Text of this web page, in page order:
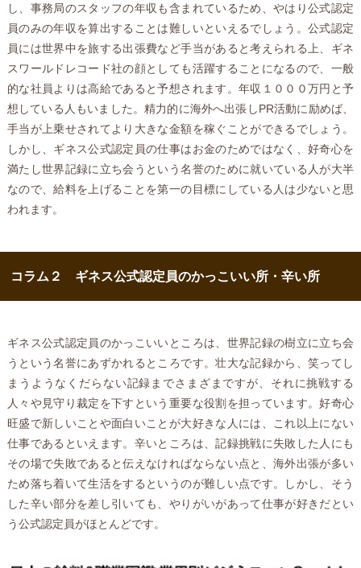
し、事務局のスタッフの年収も含まれているため、やはり公式認定
員のみの年収を算出することは難しいといえるでしょう。公式認定
員には世界中を旅する出張費など手当があると考えられる上、ギネ
スワールドレコード社の顔としても活躍することになるので、一般
的な社員よりは高給であると予想されます。年収１０００万円と予
想している人もいました。精力的に海外へ出張しPR活動に励めば、
手当が上乗せされてより大きな金額を稼ぐことができるでしょう。
しかし、ギネス公式認定員の仕事はお金のためではなく、好奇心を
満たし世界記録に立ち会うという名誉のために就いている人が大半
なので、給料を上げることを第一の目標にしている人は少ないと思
われます。
コラム２ ギネス公式認定員のかっこいい所・辛い所
ギネス公式認定員のかっこいいところは、世界記録の樹立に立ち会
うという名誉にあずかれるところです。壮大な記録から、笑ってし
まうようなくだらない記録までさまざまですが、それに挑戦する
人々や見守り裁定を下すという重要な役割を担っています。好奇心
旺盛で新しいことや面白いことが大好きな人には、これ以上にない
仕事であるといえます。辛いところは、記録挑戦に失敗した人にも
その場で失敗であると伝えなければならない点と、海外出張が多い
ため落ち着いて生活をするというのが難しい点です。しかし、そう
した辛い部分を差し引いても、やりがいがあって仕事が好きだとい
う公式認定員がほとんどです。